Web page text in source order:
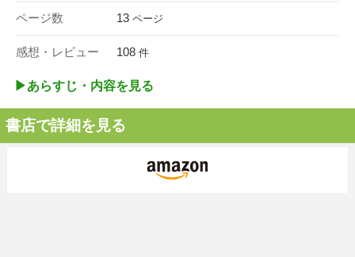
ページ数 13 ページ
感想・レビュー 108 件
▶︎あらすじ・内容を見る
書店で詳細を見る